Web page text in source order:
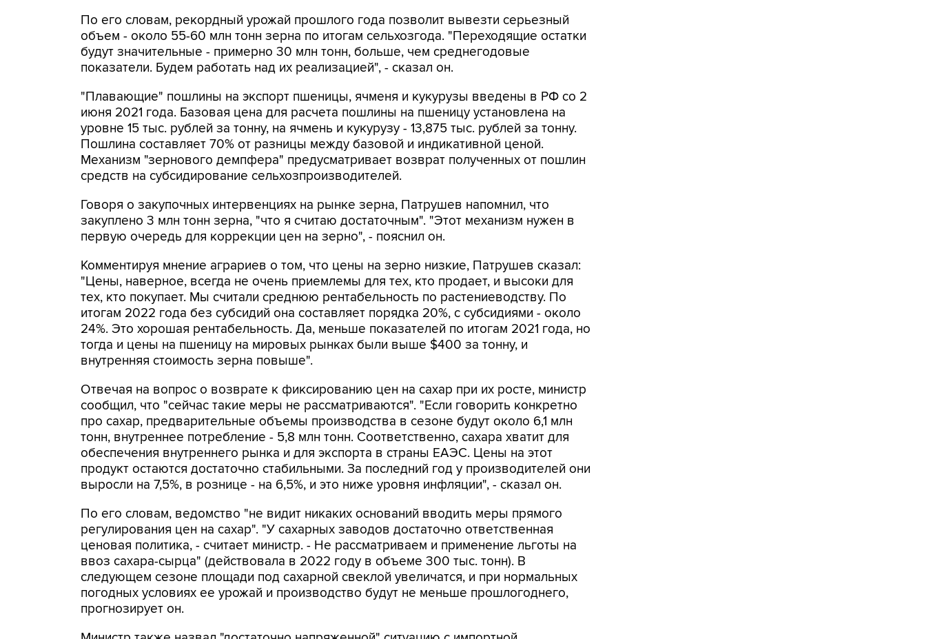
По его словам, рекордный урожай прошлого года позволит вывезти серьезный
объем - около 55-60 млн тонн зерна по итогам сельхозгода. "Переходящие остатки
будут значительные - примерно 30 млн тонн, больше, чем среднегодовые
показатели. Будем работать над их реализацией", - сказал он.
"Плавающие" пошлины на экспорт пшеницы, ячменя и кукурузы введены в РФ со 2
июня 2021 года. Базовая цена для расчета пошлины на пшеницу установлена на
уровне 15 тыс. рублей за тонну, на ячмень и кукурузу - 13,875 тыс. рублей за тонну.
Пошлина составляет 70% от разницы между базовой и индикативной ценой.
Механизм "зернового демпфера" предусматривает возврат полученных от пошлин
средств на субсидирование сельхозпроизводителей.
Говоря о закупочных интервенциях на рынке зерна, Патрушев напомнил, что
закуплено 3 млн тонн зерна, "что я считаю достаточным". "Этот механизм нужен в
первую очередь для коррекции цен на зерно", - пояснил он.
Комментируя мнение аграриев о том, что цены на зерно низкие, Патрушев сказал:
"Цены, наверное, всегда не очень приемлемы для тех, кто продает, и высоки для
тех, кто покупает. Мы считали среднюю рентабельность по растениеводству. По
итогам 2022 года без субсидий она составляет порядка 20%, с субсидиями - около
24%. Это хорошая рентабельность. Да, меньше показателей по итогам 2021 года, но
тогда и цены на пшеницу на мировых рынках были выше $400 за тонну, и
внутренняя стоимость зерна повыше".
Отвечая на вопрос о возврате к фиксированию цен на сахар при их росте, министр
сообщил, что "сейчас такие меры не рассматриваются". "Если говорить конкретно
про сахар, предварительные объемы производства в сезоне будут около 6,1 млн
тонн, внутреннее потребление - 5,8 млн тонн. Соответственно, сахара хватит для
обеспечения внутреннего рынка и для экспорта в страны ЕАЭС. Цены на этот
продукт остаются достаточно стабильными. За последний год у производителей они
выросли на 7,5%, в рознице - на 6,5%, и это ниже уровня инфляции", - сказал он.
По его словам, ведомство "не видит никаких оснований вводить меры прямого
регулирования цен на сахар". "У сахарных заводов достаточно ответственная
ценовая политика, - считает министр. - Не рассматриваем и применение льготы на
ввоз сахара-сырца" (действовала в 2022 году в объеме 300 тыс. тонн). В
следующем сезоне площади под сахарной свеклой увеличатся, и при нормальных
погодных условиях ее урожай и производство будут не меньше прошлогоднего,
прогнозирует он.